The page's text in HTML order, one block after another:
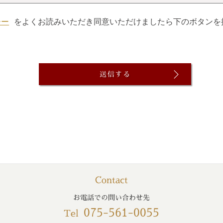
をよくお読みいただき同意いただけましたら下のボタン
Contact
お電話での問い合わせ先
Tel 075-561-0055